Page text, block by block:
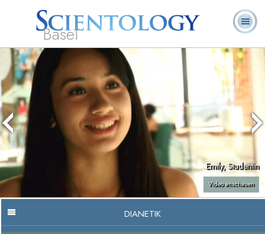
Basel
Über uns
L. Ron
Hubbard
Was ist
Scientology?
Ehrenamtliche
Häufig
gestellte
Fragen
Bücher
Emily, Studentin
Video anschauen
DIANETIK